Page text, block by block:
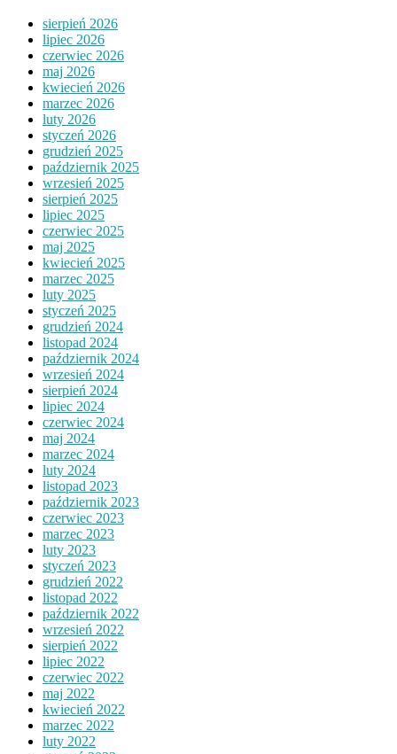
sierpień 2026
lipiec 2026
czerwiec 2026
maj 2026
kwiecień 2026
marzec 2026
luty 2026
styczeń 2026
grudzień 2025
październik 2025
wrzesień 2025
sierpień 2025
lipiec 2025
czerwiec 2025
maj 2025
kwiecień 2025
marzec 2025
luty 2025
styczeń 2025
grudzień 2024
listopad 2024
październik 2024
wrzesień 2024
sierpień 2024
lipiec 2024
czerwiec 2024
maj 2024
marzec 2024
luty 2024
listopad 2023
październik 2023
czerwiec 2023
marzec 2023
luty 2023
styczeń 2023
grudzień 2022
listopad 2022
październik 2022
wrzesień 2022
sierpień 2022
lipiec 2022
czerwiec 2022
maj 2022
kwiecień 2022
marzec 2022
luty 2022